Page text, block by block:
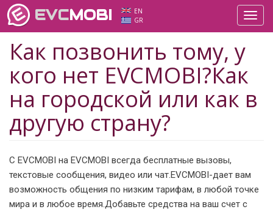
EVCMOBI
EN
GR
Как позвонить тому, у
кого нет EVCMOBI?Как
на городской или как в
другую страну?
С EVCMOBI на EVCMOBI всегда бесплатные вызовы,
текстовые сообщения, видео или чат.EVCMOBI-дает вам
возможность общения по низким тарифам, в любой точке
мира и в любое время.Добавьте средства на ваш счет с